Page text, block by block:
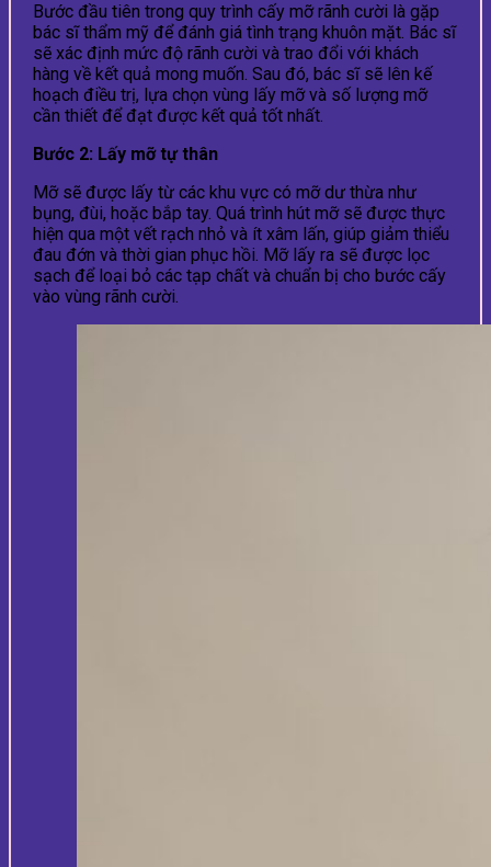
Bước đầu tiên trong quy trình cấy mỡ rãnh cười là gặp
bác sĩ thẩm mỹ để đánh giá tình trạng khuôn mặt. Bác sĩ
sẽ xác định mức độ rãnh cười và trao đổi với khách
hàng về kết quả mong muốn. Sau đó, bác sĩ sẽ lên kế
hoạch điều trị, lựa chọn vùng lấy mỡ và số lượng mỡ
cần thiết để đạt được kết quả tốt nhất.
Bước 2: Lấy mỡ tự thân
Mỡ sẽ được lấy từ các khu vực có mỡ dư thừa như
bụng, đùi, hoặc bắp tay. Quá trình hút mỡ sẽ được thực
hiện qua một vết rạch nhỏ và ít xâm lấn, giúp giảm thiểu
đau đớn và thời gian phục hồi. Mỡ lấy ra sẽ được lọc
sạch để loại bỏ các tạp chất và chuẩn bị cho bước cấy
vào vùng rãnh cười.